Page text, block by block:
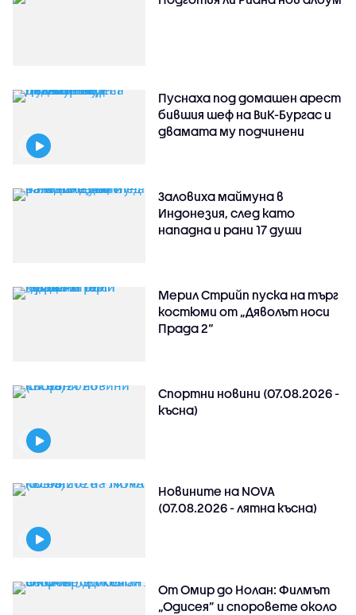
Пуснаха под домашен арест
бившия шеф на ВиК-Бургас и
двамата му подчинени
Заловиха маймуна в
Индонезия, след като
нападна и рани 17 души
Мерил Стрийп пуска на търг
костюми от „Дяволът носи
Прада 2“
Спортни новини (07.08.2026 -
късна)
Новините на NOVA
(07.08.2026 - лятна късна)
От Омир до Нолан: Филмът
„Одисея” и споровете около